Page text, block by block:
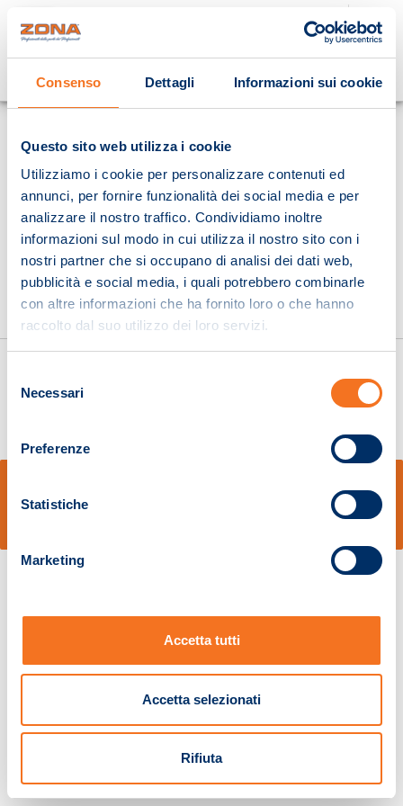
Consenso Dettagli Informazioni sui cookie
Questo sito web utilizza i cookie
Utilizziamo i cookie per personalizzare contenuti ed
annunci, per fornire funzionalità dei social media e per
analizzare il nostro traffico. Condividiamo inoltre
informazioni sul modo in cui utilizza il nostro sito con i
nostri partner che si occupano di analisi dei dati web,
pubblicità e social media, i quali potrebbero combinarle
con altre informazioni che ha fornito loro o che hanno
raccolto dal suo utilizzo dei loro servizi.
delNecessari
Preferenze
Statistiche
Marketing
Accetta tutti
Accetta selezionati
Rifiuta
Cosa stai cercando?
Pistoia 01680210505 – R.E.A. n.155974 - Cap.Soc. € 2.000.000,00 i.v. La
Società adotta il Codice Etico D.lgs. 231/01